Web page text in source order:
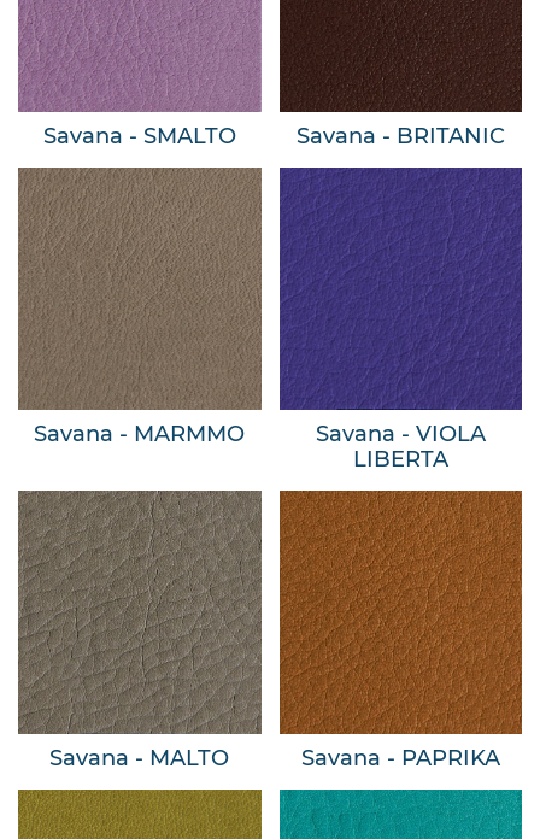
Savana - SMALTO Savana - BRITANIC
Savana - MARMMO
Savana - VIOLA
LIBERTA
Savana - MALTO Savana - PAPRIKA